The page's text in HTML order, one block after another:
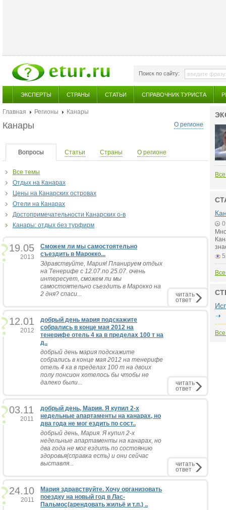
Поиск по сайту:
ЭКСПЕРТЫ СТРАНЫ СТАТЬИ СПРАВОЧНИК ТУРИСТА
Главная Регионы
Канары
О регионе
Канары
Вопросы Статьи Страны О регионе
Все темы
Отдых на Канарах
Цены на Канарских островах
Отели на Канарах
Достопримечательности Канарских о-в
Канары: отдых без турфирм
19.05
2013
Сможем ли мы самостоятельно
съездить в Марокко...
Здравствуйте, Мария! Планируем отдых
на Тенерифе с 12.07.по 25.07. очень
интересует, сможем ли мы
самостоятельно съездить в Марокко на
2 дня? спаси...
читать
ответ
12.01
2012
добрый день мария подскажите
собрались в конце мая 2012 на
тенерифе отель 4 ка в пределах 100 т на
д..
добрый день мария подскажите
собрались в конце мая 2012 на тенерифе
отель 4 ка в пределах 100 т на двоих
полу понсион хотелось бы чтобы не
далеко были...
читать
ответ
03.11
2011
добрый день, Мария. Я купил 2-х
недельные апартаменты на канарах, но
два года не мог ездить по сост..
добрый день, Мария. Я купил 2-х
недельные апартаменты на канарах, но
два года не мог ездить по состоянию
здоровья(справка есть) и они сейчас
выставля...
читать
ответ
24.10
2011
Мария здравствуйте. Хочу организовать
поездку на новый год в Лас-
Пальмос(арендовать жильё и т.п.) ..